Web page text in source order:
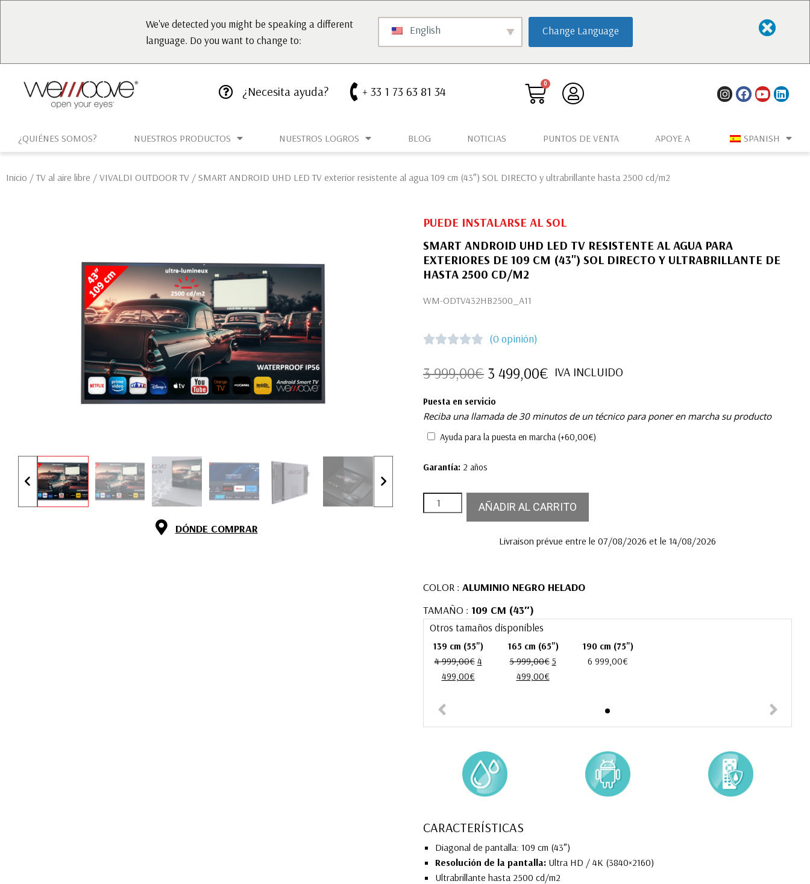
We've detected you might be speaking a different
language. Do you want to change to:
English Change Language
¿Necesita ayuda? + 33 1 73 63 81 34
¿QUIÉNES SOMOS? NUESTROS PRODUCTOS NUESTROS LOGROS BLOG NOTICIAS PUNTOS DE VENTA APOYE A SPANISH
Inicio / TV al aire libre / VIVALDI OUTDOOR TV / SMART ANDROID UHD LED TV exterior resistente al agua 109 cm (43″) SOL DIRECTO y ultrabrillante hasta 2500 cd/m2
DÓNDE COMPRAR
PUEDE INSTALARSE AL SOL
SMART ANDROID UHD LED TV RESISTENTE AL AGUA PARA
EXTERIORES DE 109 CM (43") SOL DIRECTO Y ULTRABRILLANTE DE
HASTA 2500 CD/M2
WM-ODTV432HB2500_A11
 (0 opinión)
3 999,00€ 3 499,00€ IVA INCLUIDO
Puesta en servicio
Reciba una llamada de 30 minutos de un técnico para poner en marcha su producto
Ayuda para la puesta en marcha (+60,00€)
Garantía: 2 años
AÑADIR AL CARRITO
Livraison prévue entre le 07/08/2026 et le 14/08/2026
COLOR : ALUMINIO NEGRO HELADO
TAMAÑO : 109 CM (43″)
Otros tamaños disponibles
139 cm (55")
4 999,00€ 4
499,00€
165 cm (65")
5 999,00€ 5
499,00€
190 cm (75")
6 999,00€
CARACTERÍSTICAS
Diagonal de pantalla: 109 cm (43″)
Resolución de la pantalla: Ultra HD / 4K (3840×2160)
Ultrabrillante hasta 2500 cd/m2